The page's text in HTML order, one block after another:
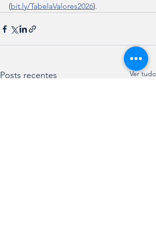
(bit.ly/TabelaValores2026).
Posts recentes Ver tudo